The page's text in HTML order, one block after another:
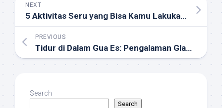
NEXT
5 Aktivitas Seru yang Bisa Kamu Lakukan Tanpa Harus Keluar dari Area Hotel Doris Aytur
PREVIOUS
Tidur di Dalam Gua Es: Pengalaman Glamping Ekstrem di Islandia
Search
Search